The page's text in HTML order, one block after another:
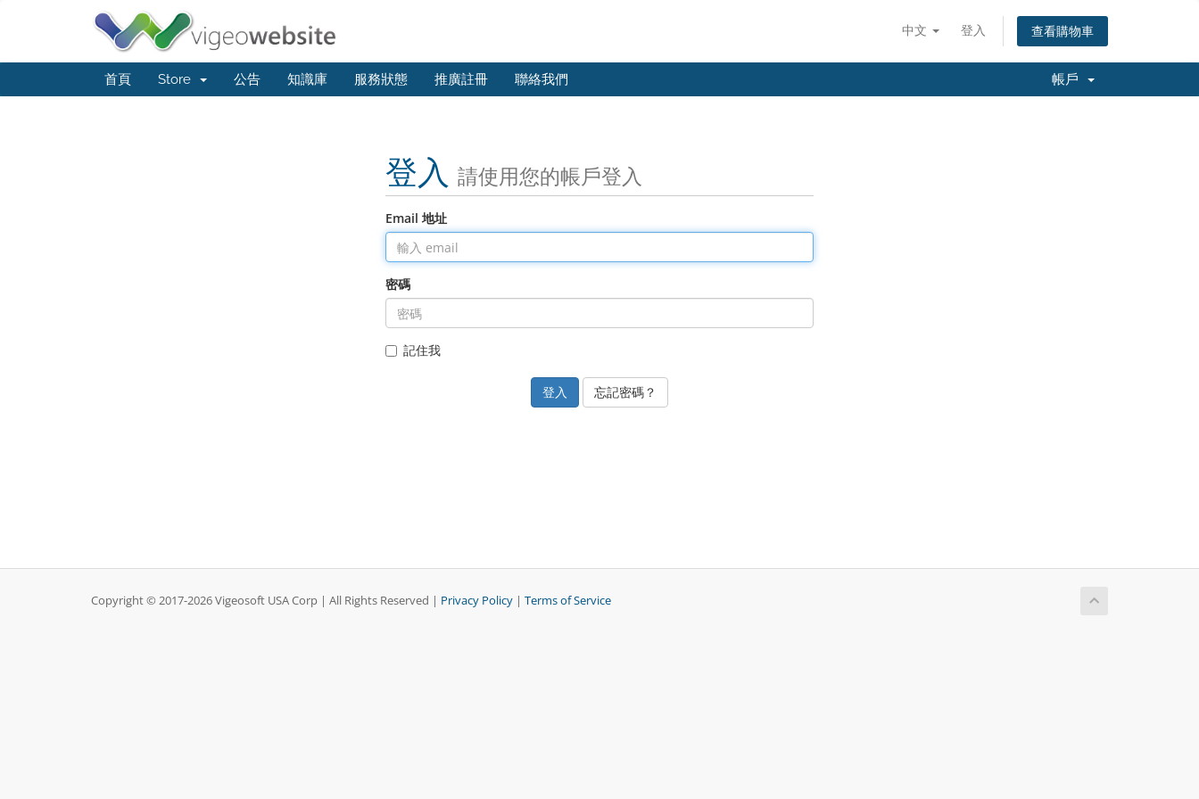
中文 登入 查看購物車
首頁 Store 公告 知識庫 服務狀態 推廣註冊 聯絡我們 帳戶
登入 請使用您的帳戶登入
Email 地址
密碼
記住我
忘記密碼？
Copyright © 2017-2026 Vigeosoft USA Corp | All Rights Reserved | Privacy Policy | Terms of Service